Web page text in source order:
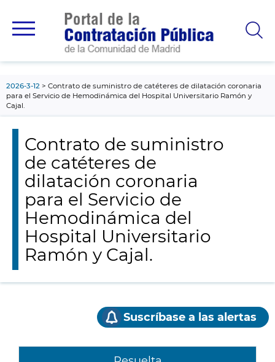
principal
2026-3-12
Contrato de suministro de catéteres de dilatación coronaria
para el Servicio de Hemodinámica del Hospital Universitario Ramón y
Cajal.
Contrato de suministro
de catéteres de
dilatación coronaria
para el Servicio de
Hemodinámica del
Hospital Universitario
Ramón y Cajal.
Suscríbase a las alertas